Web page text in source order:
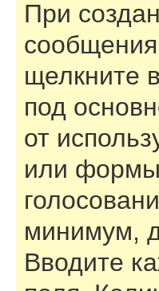
При
щелкните
под
от
или
минимум,
Вводите